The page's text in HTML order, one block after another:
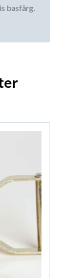
basfärg.